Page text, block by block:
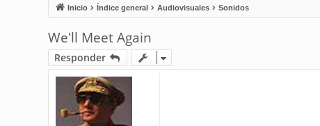
Inicio Índice general Audiovisuales Sonidos
We'll Meet Again
Responder